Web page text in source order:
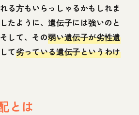
る方もいらっしゃるかもしれま
たように、遺伝子には強いのと
して、その弱い遺伝子が劣性遺
て劣っている遺伝子というわけ
とは